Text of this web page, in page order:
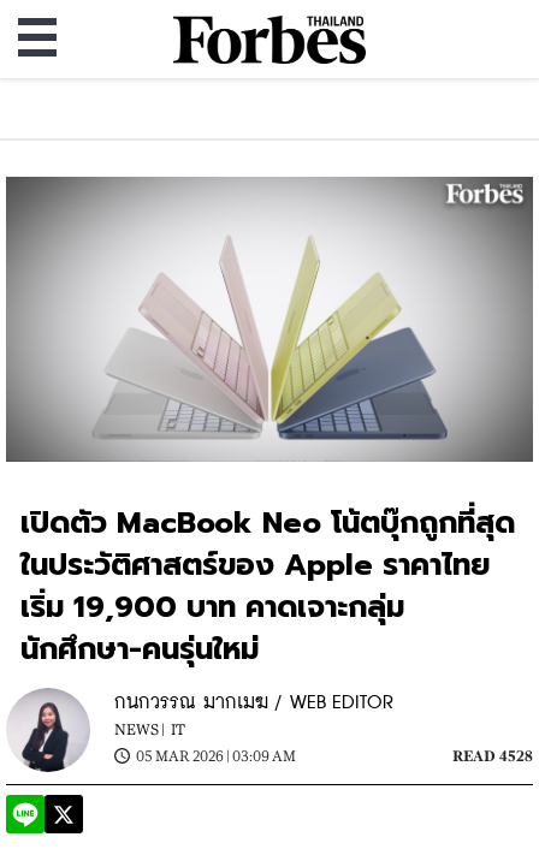
เปิดตัว MacBook Neo โน้ตบุ๊กถูกที่สุด
ในประวัติศาสตร์ของ Apple ราคาไทย
เริ่ม 19,900 บาท คาดเจาะกลุ่ม
นักศึกษา-คนรุ่นใหม่
กนกวรรณ มากเมฆ / WEB EDITOR
NEWS | IT
05 MAR 2026 | 03:09 AM
READ 4528